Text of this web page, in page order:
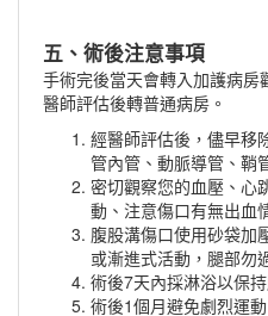
五、術後注意事項
手術完後當天會轉入加護病
醫師評估後轉普通病房。
經醫師評估後，儘早移
管內管、動脈導管、鞘
密切觀察您的血壓、心
動、注意傷口有無出血
腹股溝傷口使用砂袋加
或漸進式活動，腿部勿
術後7天內採淋浴以保
術後1個月避免劇烈運動